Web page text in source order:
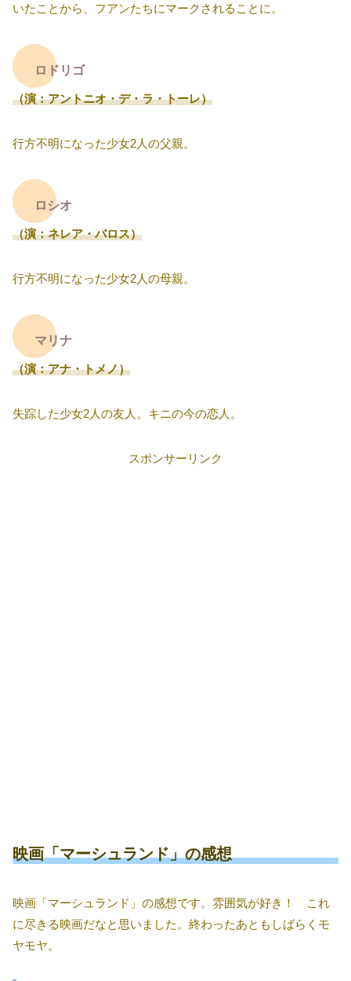
いたことから、フアンたちにマークされることに。
ロドリゴ
（演：アントニオ・デ・ラ・トーレ）
行方不明になった少女2人の父親。
ロシオ
（演：ネレア・バロス）
行方不明になった少女2人の母親。
マリナ
（演：アナ・トメノ）
失踪した少女2人の友人。キニの今の恋人。
スポンサーリンク
映画「マーシュランド」の感想
映画「マーシュランド」の感想です。雰囲気が好き！ これ
に尽きる映画だなと思いました。終わったあともしばらくモ
ヤモヤ。